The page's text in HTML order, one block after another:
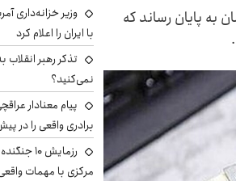
هفته را بدون تغییر، در سطح ۱۸۰ هزار تومان به پایان رساند که
وزیر خزانه‌داری
با ایران را اعلام کرد
تذکر رهبر انقلاب
نمی‌کنید؟
پیام معنادار
برادری واقعی را در
رزمایش
مرکزی با مهمات